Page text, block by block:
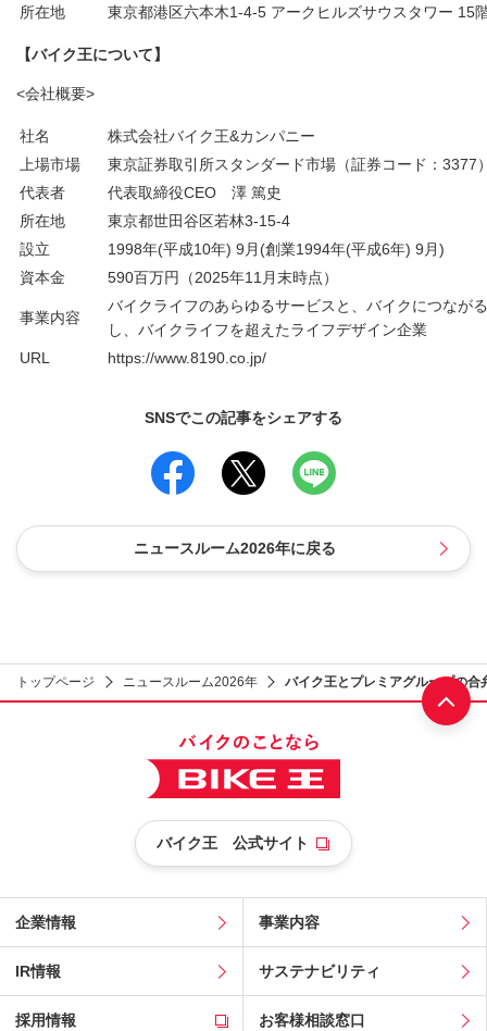
所在地
東京都港区六本木1-4-5 アークヒルズサウスタワー 15
【バイク王について】
<会社概要>
社名
株式会社バイク王&カンパニー
上場市場
東京証券取引所スタンダード市場（証券コード：3377
代表者
代表取締役CEO 澤 篤史
所在地
東京都世田谷区若林3-15-4
設立
1998年(平成10年) 9月(創業1994年(平成6年) 9月)
資本金
590百万円（2025年11月末時点）
事業内容
バイクライフのあらゆるサービスと、バイクにつなが
し、バイクライフを超えたライフデザイン企業
URL
https://www.8190.co.jp/
SNSでこの記事をシェアする
ニュースルーム2026年に戻る
トップページ ニュースルーム2026年 バイク王とプレミアグループの
へ
バイク王 公式サイト
企業情報 事業内容
IR情報 サステナビリティ
採用情報 お客様相談窓口